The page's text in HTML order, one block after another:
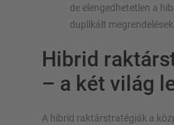
de elengedhetetlen a
duplikált megrendelések
Hibrid
– a két világ
A hibrid raktárstratégiák a